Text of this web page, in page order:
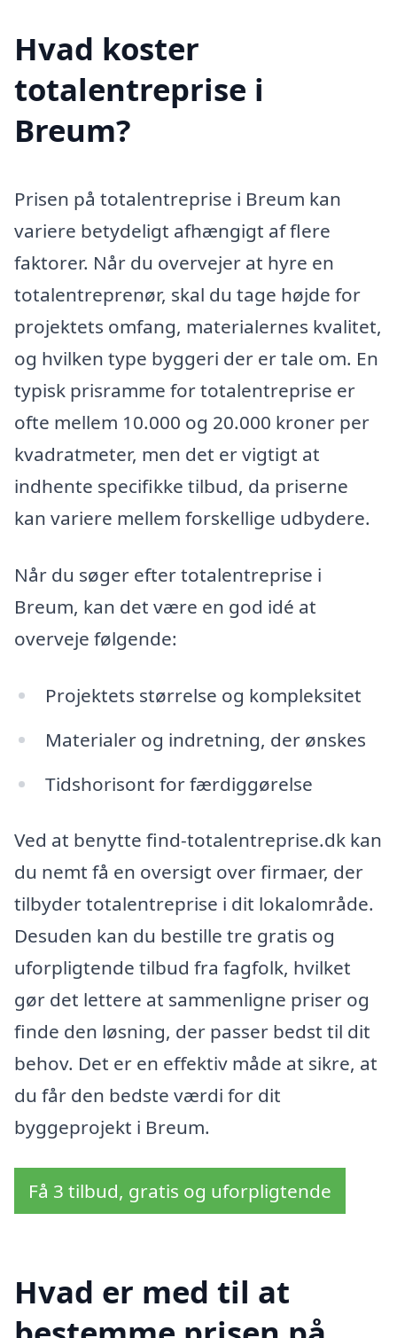
Hvad koster
totalentreprise i
Breum?
Prisen på totalentreprise i Breum kan
variere betydeligt afhængigt af flere
faktorer. Når du overvejer at hyre en
totalentreprenør, skal du tage højde for
projektets omfang, materialernes kvalitet,
og hvilken type byggeri der er tale om. En
typisk prisramme for totalentreprise er
ofte mellem 10.000 og 20.000 kroner per
kvadratmeter, men det er vigtigt at
indhente specifikke tilbud, da priserne
kan variere mellem forskellige udbydere.
Når du søger efter totalentreprise i
Breum, kan det være en god idé at
overveje følgende:
Projektets størrelse og kompleksitet
Materialer og indretning, der ønskes
Tidshorisont for færdiggørelse
Ved at benytte find-totalentreprise.dk kan
du nemt få en oversigt over firmaer, der
tilbyder totalentreprise i dit lokalområde.
Desuden kan du bestille tre gratis og
uforpligtende tilbud fra fagfolk, hvilket
gør det lettere at sammenligne priser og
finde den løsning, der passer bedst til dit
behov. Det er en effektiv måde at sikre, at
du får den bedste værdi for dit
byggeprojekt i Breum.
Få 3 tilbud, gratis og uforpligtende
Hvad er med til at